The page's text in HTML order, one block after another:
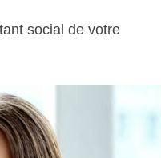
social de votre